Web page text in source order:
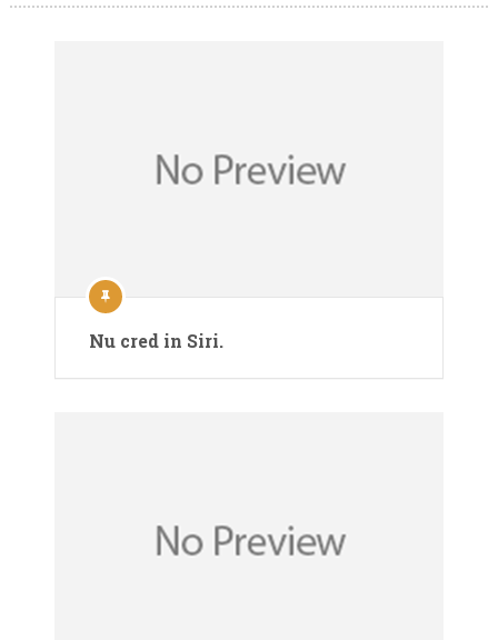
Nu cred in Siri.